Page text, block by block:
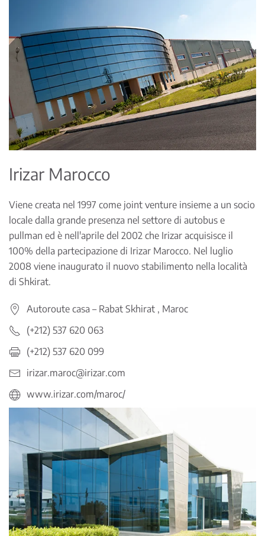
Irizar Marocco
Viene creata nel 1997 come joint venture insieme a un socio
locale dalla grande presenza nel settore di autobus e
pullman ed è nell'aprile del 2002 che Irizar acquisisce il
100% della partecipazione di Irizar Marocco. Nel luglio
2008 viene inaugurato il nuovo stabilimento nella località
di Shkirat.
Autoroute casa – Rabat Skhirat , Maroc
(+212) 537 620 063
(+212) 537 620 099
irizar.maroc@irizar.com
www.irizar.com/maroc/